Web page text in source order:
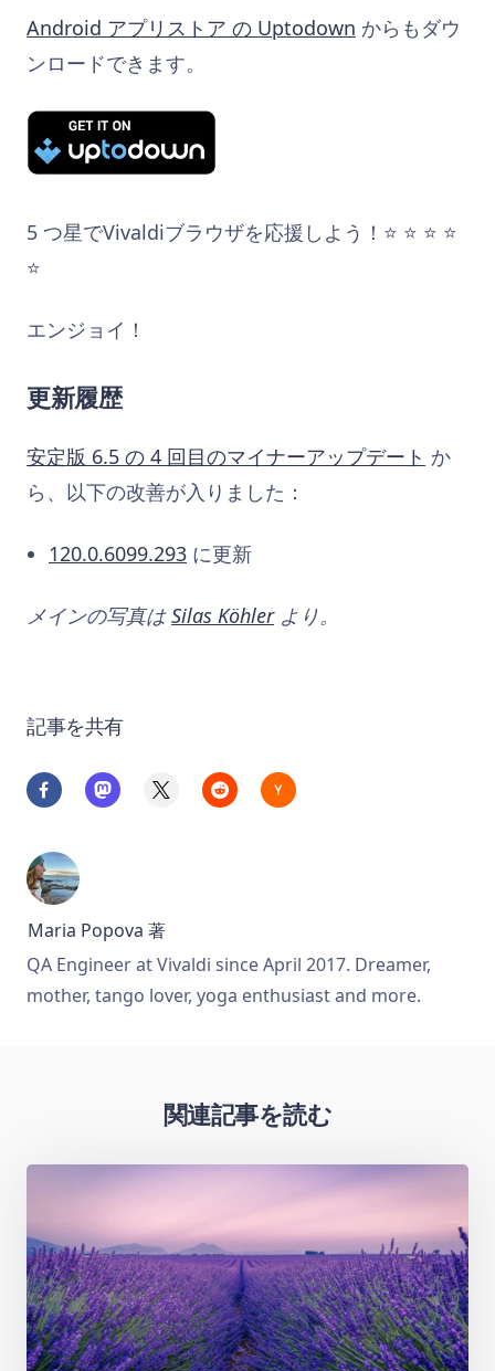
Android アプリストア の Uptodown からもダウ
ンロードできます。
5 つ星でVivaldiブラウザを応援しよう！⭐️ ⭐️ ⭐️ ⭐️
⭐️
エンジョイ！
更新履歴
安定版 6.5 の 4 回目のマイナーアップデート か
ら、以下の改善が入りました：
120.0.6099.293 に更新
メインの写真はSilas Köhlerより。
記事を共有
Maria Popova 著
QA Engineer at Vivaldi since April 2017. Dreamer,
mother, tango lover, yoga enthusiast and more.
関連記事を読む